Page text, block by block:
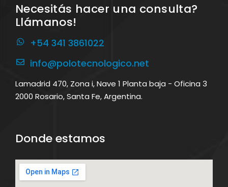
Necesitás hacer una consulta?
Llámanos!
+54 341 3861022
info@polotecnologico.net
Lamadrid 470, Zona i, Nave 1 Planta baja - Oficina 3
2000 Rosario, Santa Fe, Argentina.
Donde estamos